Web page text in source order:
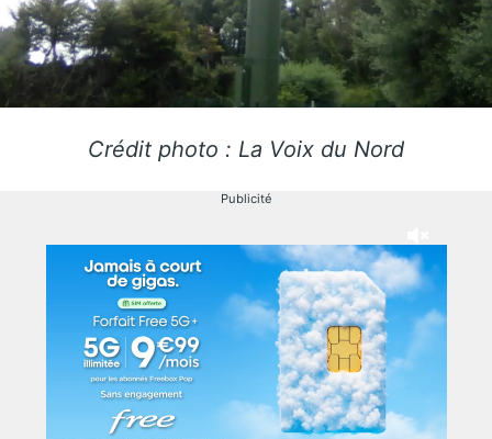
Crédit photo : La Voix du Nord
Publicité